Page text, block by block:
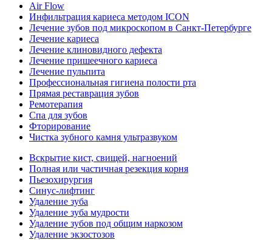
Air Flow
Инфильтрация кариеса методом ICON
Лечение зубов под микроскопом в Санкт-Петербурге
Лечение кариеса
Лечение клиновидного дефекта
Лечение пришеечного кариеса
Лечение пульпита
Профессиональная гигиена полости рта
Прямая реставрация зубов
Ремотерапия
Спа для зубов
Фторирование
Чистка зубного камня ультразвуком
Вскрытие кист, свищей, нагноений
Полная или частичная резекция корня
Пьезохирургия
Синус-лифтинг
Удаление зуба
Удаление зуба мудрости
Удаление зубов под общим наркозом
Удаление экзостозов